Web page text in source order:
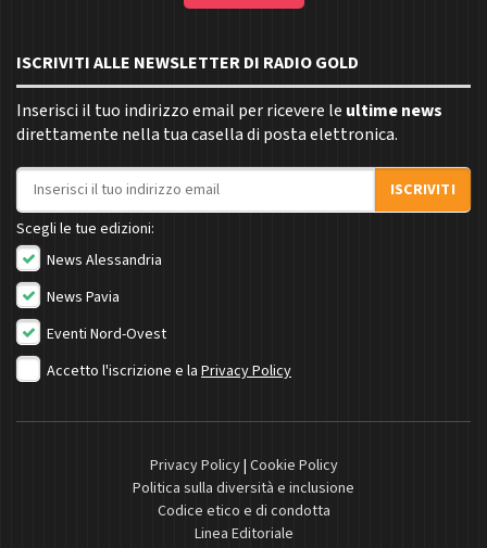
ISCRIVITI ALLE NEWSLETTER DI RADIO GOLD
Inserisci il tuo indirizzo email per ricevere le ultime news
direttamente nella tua casella di posta elettronica.
Indirizzo email
ISCRIVITI
Scegli le tue edizioni:
News Alessandria
News Pavia
Eventi Nord-Ovest
Accetto l'iscrizione e la Privacy Policy
Privacy Policy| Cookie Policy
Politica sulla diversità e inclusione
Codice etico e di condotta
Linea Editoriale